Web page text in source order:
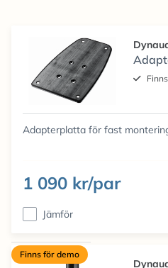
Adapterplatta för fast
1 090 kr/par
Jämför
Finns för demo